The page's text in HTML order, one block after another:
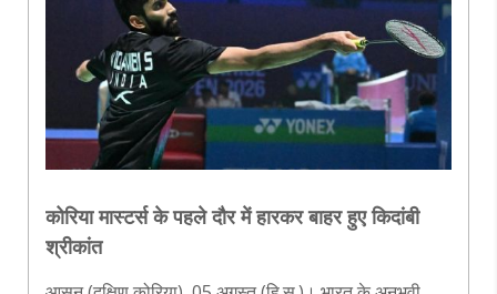
कोरिया मास्टर्स के पहले दौर में हारकर बाहर हुए किदांबी
श्रीकांत